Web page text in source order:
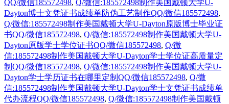
QQ/微信185572498, Q/微信:185572498制作美国戴顿大学U-
Dayton博士文凭证书成绩单防伪工艺制作QQ/微信185572498,
Q/微信:185572498制作美国戴顿大学U-Dayton原版博士毕业证
书QQ/微信185572498, Q/微信:185572498制作美国戴顿大学U-
Dayton原版学士学位证书QQ/微信185572498, Q/微
信:185572498制作美国戴顿大学U-Dayton学士学位证高质量定
制QQ/微信185572498, Q/微信:185572498制作美国戴顿大学U-
Dayton学士学历证书在哪里定制QQ/微信185572498, Q/微
信:185572498制作美国戴顿大学U-Dayton学士文凭证书成绩单
代办流程QQ/微信185572498, Q/微信:185572498制作美国戴顿